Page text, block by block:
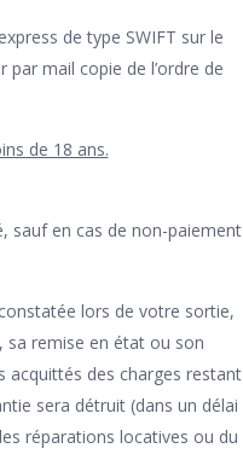
de type SWIFT sur le
mail copie de l’ordre de
de 18 ans.
sauf en cas de non-paiement
lors de votre sortie,
sa remise en état ou son
acquittés des charges restant
sera détruit (dans un délai
réparations locatives ou du